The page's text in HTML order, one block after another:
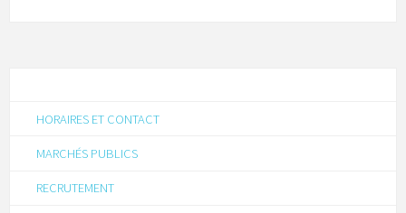
HORAIRES ET CONTACT
MARCHÉS PUBLICS
RECRUTEMENT